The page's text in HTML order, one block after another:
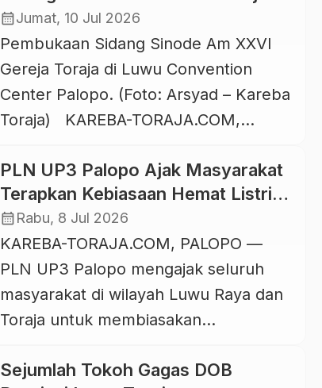
kelistrikan mulai dari pembelian token,
pembayaran tagihan listrik, pengajuan
pasang baru dan tambah daya,
pengaduan, pencatatan meter mandiri,
hingga pencarian lokasi Stasiun
Toraja Kembali Digelar di Tanah
Luwu
calendar_monthJumat, 10 Jul 2026
Pembukaan Sidang Sinode Am XXVI
Gereja Toraja di Luwu Convention
Center Palopo. (Foto: Arsyad – Kareba
Toraja) KAREBA-TORAJA.COM,
tahunan Lembaga Gereja Toraja resmi
digelar lewat pembukaan Sidang
Sinode Am XXVI (SSA Ke-26) Gereja
Toraja yang berlangsung meriah di
Luwu Convention Center (LCC) Kota
Palopo, Kamis 09 Juli 2026. SSA […]
PLN UP3 Palopo Ajak Masyarakat
Terapkan Kebiasaan Hemat Listrik
untuk Masa Depan yang
Berkelanjutan
calendar_monthRabu, 8 Jul 2026
KAREBA-TORAJA.COM, PALOPO —
PLN UP3 Palopo mengajak seluruh
masyarakat di wilayah Luwu Raya dan
Toraja untuk membiasakan
langkah-langkah sederhana dalam
Sejumlah Tokoh Gagas DOB